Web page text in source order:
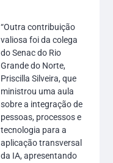
“Outra contribuição
valiosa foi da colega
do Senac do Rio
Grande do Norte,
Priscilla Silveira, que
ministrou uma aula
sobre a integração de
pessoas, processos e
tecnologia para a
aplicação transversal
da IA, apresentando